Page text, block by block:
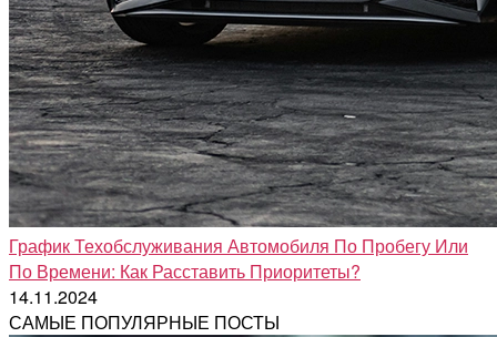
График Техобслуживания Автомобиля По Пробегу Или
По Времени: Как Расставить Приоритеты?
14.11.2024
САМЫЕ ПОПУЛЯРНЫЕ ПОСТЫ